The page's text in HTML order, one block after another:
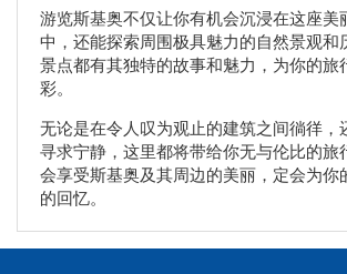
游览斯基奥不仅让你有机会沉浸在这座美
中，还能探索周围极具魅力的自然景观和
景点都有其独特的故事和魅力，为你的旅
彩。
无论是在令人叹为观止的建筑之间徜徉，
寻求宁静，这里都将带给你无与伦比的旅
会享受斯基奥及其周边的美丽，定会为你
的回忆。